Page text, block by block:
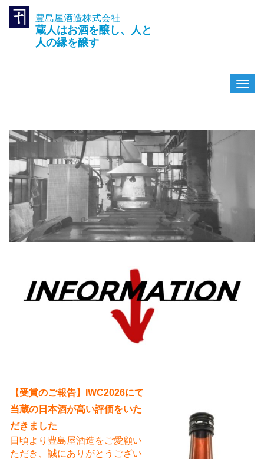
豊島屋酒造株式会社
蔵人はお酒を醸し、人と
人の縁を醸す
ナ
【受賞のご報告】IWC2026にて
当蔵の日本酒が高い評価をいた
だきました
日頃より豊島屋酒造をご愛顧い
ただき、誠にありがとうござい